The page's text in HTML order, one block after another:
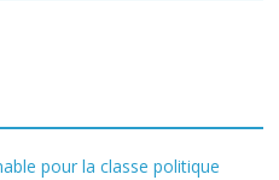
pour la classe politique